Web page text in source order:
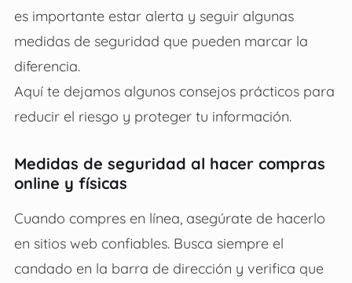
es importante estar alerta y seguir algunas
medidas de seguridad que pueden marcar la
diferencia.
Aquí te dejamos algunos consejos prácticos para
reducir el riesgo y proteger tu información.
Medidas de seguridad al hacer compras
online y físicas
Cuando compres en línea, asegúrate de hacerlo
en sitios web confiables. Busca siempre el
candado en la barra de dirección y verifica que